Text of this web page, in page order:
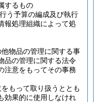
するもの
う予算の編成及び執行
報処理組織によって処
物品の管理に関する事
品の管理に関する法令
注意をもってその事務
もって取り扱うととも
効果的に使用しなけれ